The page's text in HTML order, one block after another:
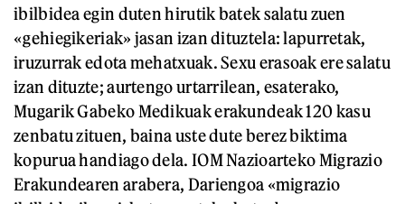
ibilbidea egin duten hirutik batek salatu zuen
«gehiegikeriak» jasan izan dituztela: lapurretak,
iruzurrak edota mehatxuak. Sexu erasoak ere salatu
izan dituzte; aurtengo urtarrilean, esaterako,
Mugarik Gabeko Medikuak erakundeak 120 kasu
zenbatu zituen, baina uste dute berez biktima
kopurua handiago dela. IOM Nazioarteko Migrazio
Erakundearen arabera, Dariengoa «migrazio